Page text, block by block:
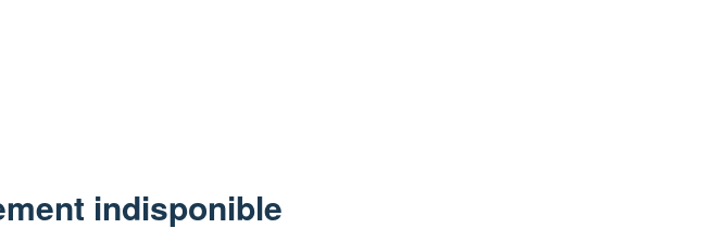
indisponible